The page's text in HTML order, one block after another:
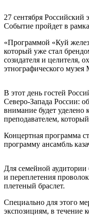
27 сентября Российский
Событие пройдет в
«Программой «Куй
который уже стал
созидателя и целителя,
этнографического
В этот день гостей
Северо-Запада России:
внимание будет
преподавателем,
Концертная программа
программу ансамбль
Для семейной аудитории
и переплетения
плетеный браслет.
Специально для этого
экспозициям, в течение